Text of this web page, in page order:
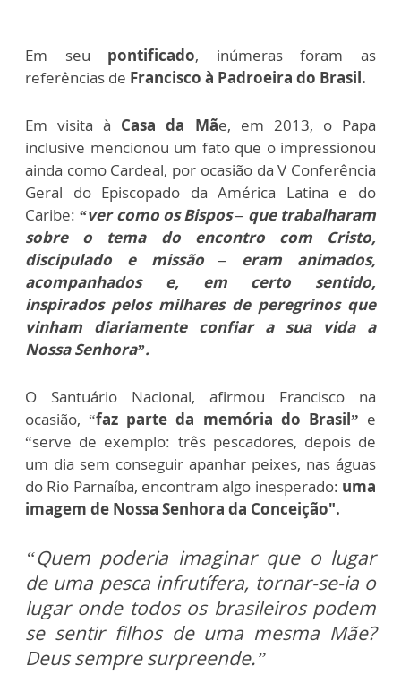
Em seu pontificado, inúmeras foram as
referências de Francisco à Padroeira do Brasil.
Em visita à Casa da Mãe, em 2013, o Papa
inclusive mencionou um fato que o impressionou
ainda como Cardeal, por ocasião da V Conferência
Geral do Episcopado da América Latina e do
Caribe: “ver como os Bispos – que trabalharam
sobre o tema do encontro com Cristo,
discipulado e missão – eram animados,
acompanhados e, em certo sentido,
inspirados pelos milhares de peregrinos que
vinham diariamente confiar a sua vida a
Nossa Senhora”.
O Santuário Nacional, afirmou Francisco na
ocasião, “faz parte da memória do Brasil” e
“serve de exemplo: três pescadores, depois de
um dia sem conseguir apanhar peixes, nas águas
do Rio Parnaíba, encontram algo inesperado: uma
imagem de Nossa Senhora da Conceição".
“Quem poderia imaginar que o lugar
de uma pesca infrutífera, tornar-se-ia o
lugar onde todos os brasileiros podem
se sentir filhos de uma mesma Mãe?
Deus sempre surpreende.”